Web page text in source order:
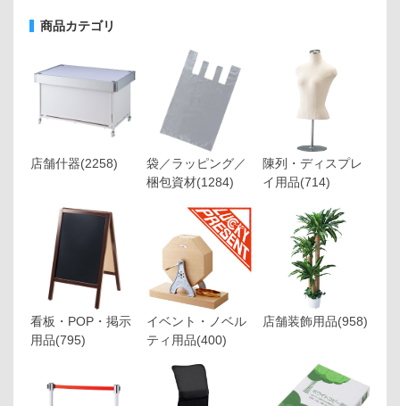
商品カテゴリ
店舗什器(2258)
袋／ラッピング／
梱包資材(1284)
陳列・ディスプレ
イ用品(714)
看板・POP・掲示
用品(795)
イベント・ノベル
ティ用品(400)
店舗装飾用品(958)